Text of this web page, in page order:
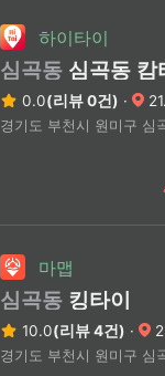
하이타이
심곡동 심곡동 캄
0.0(리뷰 0건) ·
경기도 부천시 원미구 심
마맵
심곡동 킹타이
10.0(리뷰 4건) ·
경기도 부천시 원미구 심